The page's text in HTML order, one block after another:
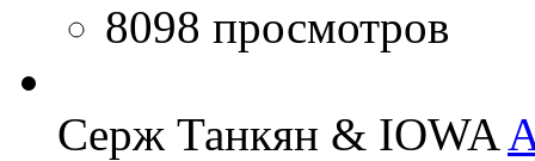
8098 просмотров
Серж Танкян & IOWA